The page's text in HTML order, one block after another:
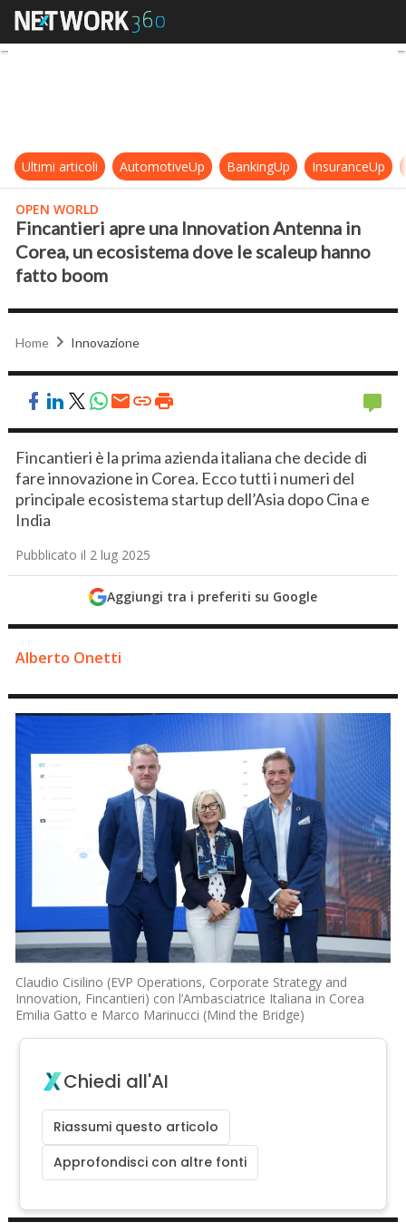
Fincantieri apre una Innovation
Ultimi articoli AutomotiveUp BankingUp InsuranceUp
OPEN WORLD
Fincantieri apre una Innovation Antenna in
Corea, un ecosistema dove le scaleup hanno
fatto boom
Home Innovazione
Fincantieri è la prima azienda italiana che decide di
fare innovazione in Corea. Ecco tutti i numeri del
principale ecosistema startup dell’Asia dopo Cina e
India
Pubblicato il 2 lug 2025
Aggiungi tra i preferiti su Google
Alberto Onetti
Claudio Cisilino (EVP Operations, Corporate Strategy and
Innovation, Fincantieri) con l’Ambasciatrice Italiana in Corea
Emilia Gatto e Marco Marinucci (Mind the Bridge)
Chiedi all'AI
Riassumi questo articolo
Approfondisci con altre fonti